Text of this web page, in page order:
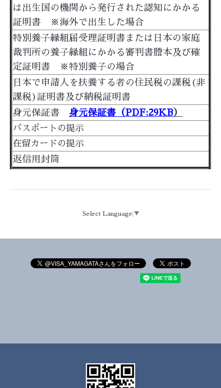
は出生国の機関から発行された認知にかかる
証明書 ※海外で出生した場合
特別養子縁組届受理証明書または日本の家庭
裁判所の養子縁組にかかる審判書謄本及び確
定証明書 ※特別養子の場合
日本で申請人を扶養する者の住民税の課税(非
課税)証明書及び納税証明書
身元保証書 身元保証書（PDF:29KB）
パスポートの提示
在留カードの提示
返信用封筒
Select Language ▼